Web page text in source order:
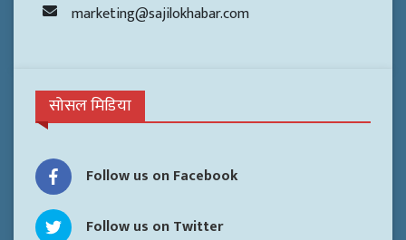
marketing@sajilokhabar.com
सोसल मिडिया
Follow us on Facebook
Follow us on Twitter